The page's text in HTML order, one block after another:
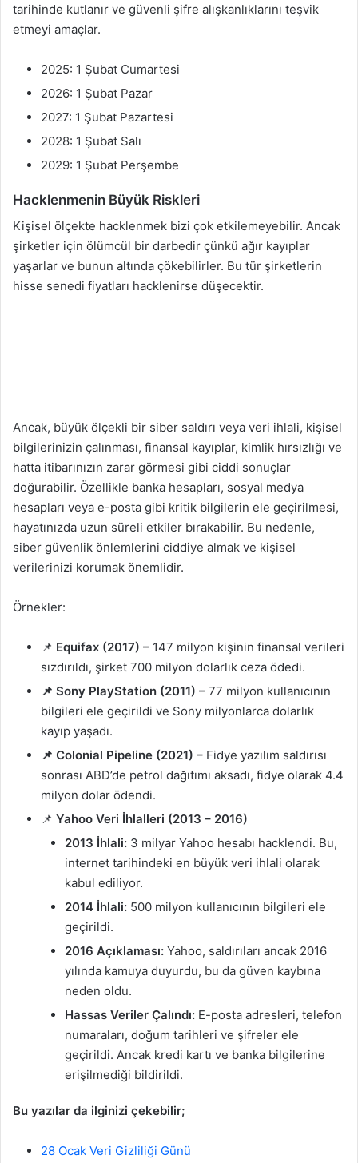
tarihinde kutlanır ve güvenli şifre alışkanlıklarını teşvik
etmeyi amaçlar.
2025: 1 Şubat Cumartesi
2026: 1 Şubat Pazar
2027: 1 Şubat Pazartesi
2028: 1 Şubat Salı
2029: 1 Şubat Perşembe
Hacklenmenin Büyük Riskleri
Kişisel ölçekte hacklenmek bizi çok etkilemeyebilir. Ancak
şirketler için ölümcül bir darbedir çünkü ağır kayıplar
yaşarlar ve bunun altında çökebilirler. Bu tür şirketlerin
hisse senedi fiyatları hacklenirse düşecektir.
Ancak, büyük ölçekli bir siber saldırı veya veri ihlali, kişisel
bilgilerinizin çalınması, finansal kayıplar, kimlik hırsızlığı ve
hatta itibarınızın zarar görmesi gibi ciddi sonuçlar
doğurabilir. Özellikle banka hesapları, sosyal medya
hesapları veya e-posta gibi kritik bilgilerin ele geçirilmesi,
hayatınızda uzun süreli etkiler bırakabilir. Bu nedenle,
siber güvenlik önlemlerini ciddiye almak ve kişisel
verilerinizi korumak önemlidir.
Örnekler:
📌 Equifax (2017) – 147 milyon kişinin finansal verileri
sızdırıldı, şirket 700 milyon dolarlık ceza ödedi.
📌 Sony PlayStation (2011) – 77 milyon kullanıcının
bilgileri ele geçirildi ve Sony milyonlarca dolarlık
kayıp yaşadı.
📌 Colonial Pipeline (2021) – Fidye yazılım saldırısı
sonrası ABD’de petrol dağıtımı aksadı, fidye olarak 4.4
milyon dolar ödendi.
📌 Yahoo Veri İhlalleri (2013 – 2016)
2013 İhlali: 3 milyar Yahoo hesabı hacklendi. Bu,
internet tarihindeki en büyük veri ihlali olarak
kabul ediliyor.
2014 İhlali: 500 milyon kullanıcının bilgileri ele
geçirildi.
2016 Açıklaması: Yahoo, saldırıları ancak 2016
yılında kamuya duyurdu, bu da güven kaybına
neden oldu.
Hassas Veriler Çalındı: E-posta adresleri, telefon
numaraları, doğum tarihleri ve şifreler ele
geçirildi. Ancak kredi kartı ve banka bilgilerine
erişilmediği bildirildi.
Bu yazılar da ilginizi çekebilir;
28 Ocak Veri Gizliliği Günü